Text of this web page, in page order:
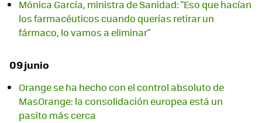
Mónica García, ministra de Sanidad: "Eso que hacían
los farmacéuticos cuando querías retirar un
fármaco, lo vamos a eliminar"
09 junio
Orange se ha hecho con el control absoluto de
MasOrange: la consolidación europea está un
pasito más cerca